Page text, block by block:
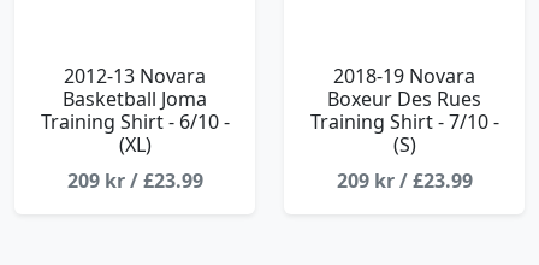
2012-13 Novara
Basketball Joma
Training Shirt - 6/10 -
(XL)
209 kr / £23.99
2018-19 Novara
Boxeur Des Rues
Training Shirt - 7/10 -
(S)
209 kr / £23.99